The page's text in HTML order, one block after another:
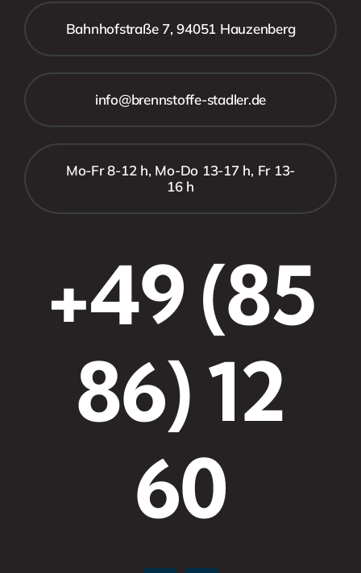
Bahnhofstraße 7, 94051 Hauzenberg
info@brennstoffe-stadler.de
Mo-Fr 8-12 h, Mo-Do 13-17 h, Fr 13-
16 h
+49 (85
86) 12
60